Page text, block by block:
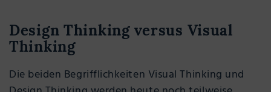
Design Thinking versus Visual
Thinking
Die beiden Begrifflichkeiten Visual Thinking und